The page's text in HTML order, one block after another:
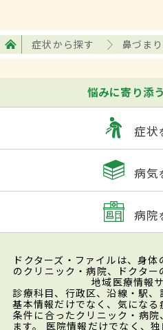
症状から探す 鼻づま
悩みに寄り添
症状
病気
病院
ドクターズ・ファイルは、身
のクリニック・病院、ドクタ
地域医療情報
診療科目、行政区、沿線・駅
基本情報だけでなく、気にな
条件に合ったクリニック・病
ます。 医院情報だけでなく、